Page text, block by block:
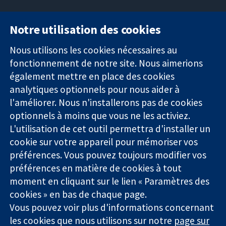
Des données
probantes.
Des décisions
éclairées.
Une meilleure
santé.
11-13 Cavendish
Square
Londres
W1G0AN
Royaume-Uni
nous
Actualités
Service de
presse
Qui sommes-
nous
Offres
d'emploi
Library
La Collaboration Cochrane est une association caritative (n°
1045921) et une société à responsabilité limitée par garantie (n°
03044323) enregistrée en Angleterre et au Pays de Galles. Numéro
de TVA : GB 718 2127 49.
Notre utilisation des cookies
Nous utilisons les cookies nécessaires au
fonctionnement de notre site. Nous aimerions
également mettre en place des cookies
analytiques optionnels pour nous aider à
l'améliorer. Nous n'installerons pas de cookies
optionnels à moins que vous ne les activiez.
L'utilisation de cet outil permettra d'installer un
cookie sur votre appareil pour mémoriser vos
préférences. Vous pouvez toujours modifier vos
préférences en matière de cookies à tout
moment en cliquant sur le lien « Paramètres des
cookies » en bas de chaque page.
Vous pouvez voir plus d'informations concernant
les cookies que nous utilisons sur notre page sur